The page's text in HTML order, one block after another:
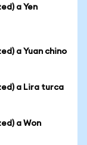
a Yen
a Yuan chino
a Lira turca
a Won